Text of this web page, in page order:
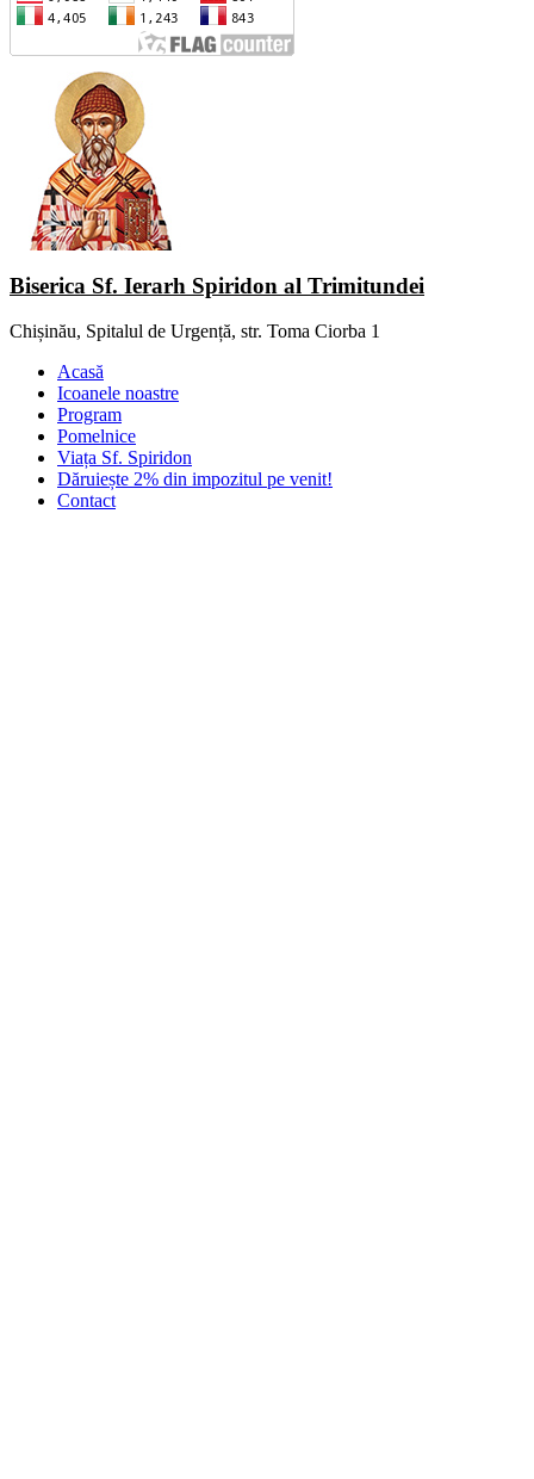
Biserica Sf. Ierarh Spiridon al Trimitundei
Chișinău, Spitalul de Urgență, str. Toma Ciorba 1
Acasă
Icoanele noastre
Program
Pomelnice
Viața Sf. Spiridon
Dăruiește 2% din impozitul pe venit!
Contact